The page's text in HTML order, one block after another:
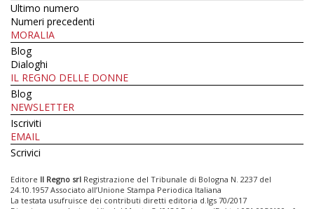
Ultimo numero
Numeri precedenti
MORALIA
Blog
Dialoghi
IL REGNO DELLE DONNE
Blog
NEWSLETTER
Iscriviti
EMAIL
Scrivici
Editore Il Regno srl Registrazione del Tribunale di Bologna N. 2237 del
24.10.1957 Associato all’Unione Stampa Periodica Italiana
La testata usufruisce dei contributi diretti editoria d.lgs 70/2017